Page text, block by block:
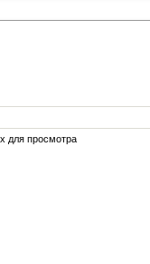
для просмотра